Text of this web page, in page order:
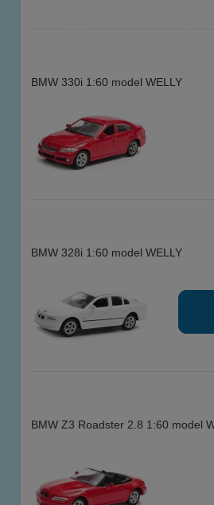
BMW 330i 1:60 model WELLY
BMW 328i 1:60 model WELLY
BMW Z3 Roadster 2.8 1:60 model